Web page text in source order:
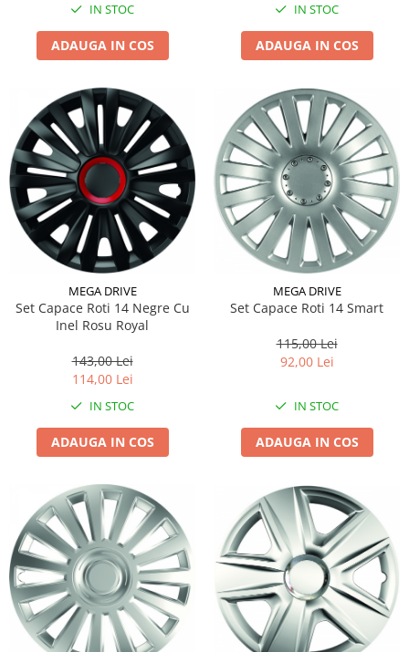
IN STOC
ADAUGA IN COS
IN STOC
ADAUGA IN COS
MEGA DRIVE
Set Capace Roti 14 Negre Cu
Inel Rosu Royal
143,00 Lei
114,00 Lei
IN STOC
ADAUGA IN COS
MEGA DRIVE
Set Capace Roti 14 Smart
115,00 Lei
92,00 Lei
IN STOC
ADAUGA IN COS